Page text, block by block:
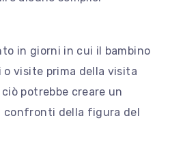
in giorni in cui il bambino
o visite prima della visita
potrebbe creare un
confronti della figura del